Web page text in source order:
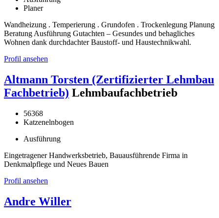
Planer
Wandheizung . Temperierung . Grundofen . Trockenlegung Planung
Beratung Ausführung Gutachten – Gesundes und behagliches
Wohnen dank durchdachter Baustoff- und Haustechnikwahl.
Profil ansehen
Altmann Torsten (Zertifizierter Lehmbau
Fachbetrieb) Lehmbaufachbetrieb
56368
Katzenelnbogen
Ausführung
Eingetragener Handwerksbetrieb, Bauausführende Firma in
Denkmalpflege und Neues Bauen
Profil ansehen
Andre Willer